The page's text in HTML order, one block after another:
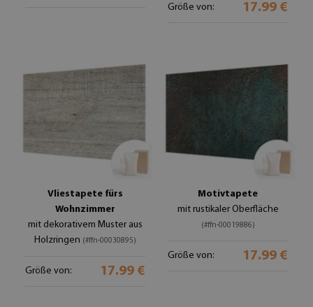
Größe von: 17.99 €
Vliestapete fürs
Wohnzimmer
mit dekorativem Muster aus
Holzringen (#ffn-00030895)
Größe von: 17.99 €
Motivtapete
mit rustikaler Oberfläche
(#ffn-00019886)
Größe von: 17.99 €